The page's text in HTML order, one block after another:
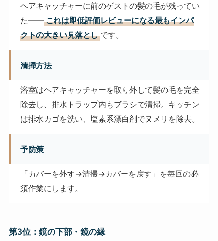
ヘアキャッチャーに前のゲストの髪の毛が残ってい
た—— これは即低評価レビューになる最もインパ
クトの大きい見落とし です。
清掃方法
浴室はヘアキャッチャーを取り外して髪の毛を完全
除去し、排水トラップ内もブラシで清掃。キッチン
は排水カゴを洗い、塩素系漂白剤でヌメリを除去。
予防策
「カバーを外す→清掃→カバーを戻す」を毎回の必
須作業にします。
第3位：鏡の下部・鏡の縁